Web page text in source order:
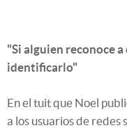
"Si alguien reconoce
identificarlo"
En el tuit que Noel
a los usuarios de redes